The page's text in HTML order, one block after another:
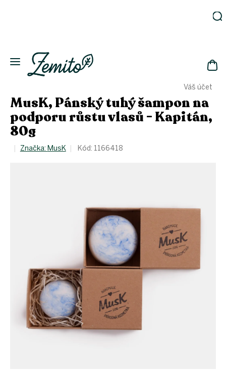
Váš účet
Eko
domácnost
Kosmetika
láhve
Akce
Zachraň
MusK, Pánský tuhý šampon na
podporu růstu vlasů - Kapitán,
80g
Značka: MusK Kód: 1166418